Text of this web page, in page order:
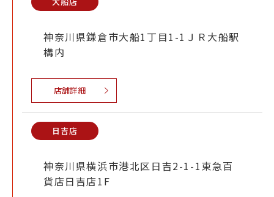
神奈川県鎌倉市大船1丁目1-1ＪＲ大船駅
構内
店舗詳細
日吉店
神奈川県横浜市港北区日吉2-1-1東急百
貨店日吉店1F